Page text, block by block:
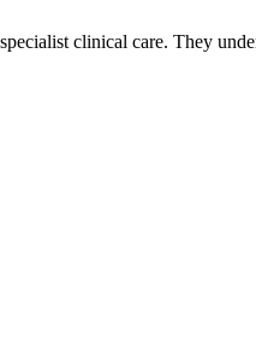
clinical care. They